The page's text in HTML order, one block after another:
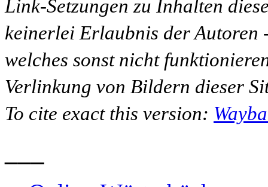
Link-Setzungen zu Inhalten
keinerlei Erlaubnis der Autoren
welches sonst nicht
Verlinkung von Bildern dieser
To cite exact this version: